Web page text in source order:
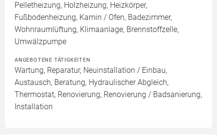
Pelletheizung, Holzheizung, Heizkörper,
Fußbodenheizung, Kamin / Ofen, Badezimmer,
Wohnraumlüftung, Klimaanlage, Brennstoffzelle,
Umwälzpumpe
ANGEBOTENE TÄTIGKEITEN
Wartung, Reparatur, Neuinstallation / Einbau,
Austausch, Beratung, Hydraulischer Abgleich,
Thermostat, Renovierung, Renovierung / Badsanierung,
Installation